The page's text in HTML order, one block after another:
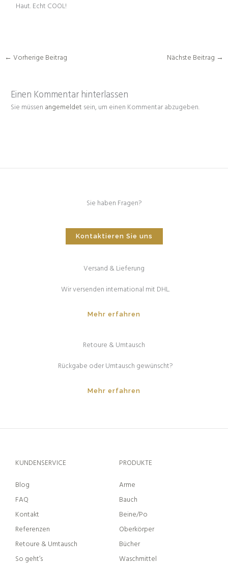
Haut. Echt COOL!
← Vorherige Beitrag Nächste Beitrag →
Einen Kommentar hinterlassen
Sie müssen angemeldet sein, um einen Kommentar abzugeben.
Sie haben Fragen?
Kontaktieren Sie uns
Versand & Lieferung
Wir versenden international mit DHL.
Mehr erfahren
Retoure & Umtausch
Rückgabe oder Umtausch gewünscht?
Mehr erfahren
KUNDENSERVICE
Blog
FAQ
Kontakt
Referenzen
Retoure & Umtausch
So geht’s
PRODUKTE
Arme
Bauch
Beine/Po
Oberkörper
Bücher
Waschmittel